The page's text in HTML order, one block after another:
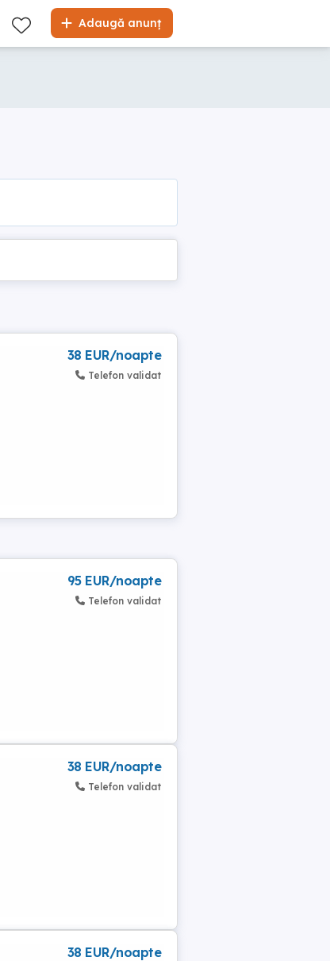
Adaugă anunț
38 EUR/noapte
Telefon validat
95 EUR/noapte
Telefon validat
38 EUR/noapte
Telefon validat
38 EUR/noapte